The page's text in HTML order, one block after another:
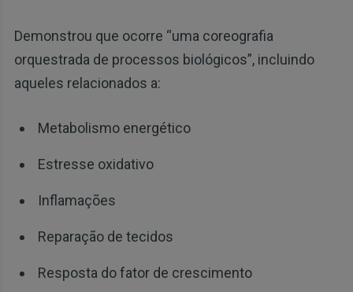
Demonstrou que ocorre “uma coreografia
orquestrada de processos biológicos”, incluindo
aqueles relacionados a:
Metabolismo energético
Estresse oxidativo
Inflamações
Reparação de tecidos
Resposta do fator de crescimento